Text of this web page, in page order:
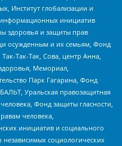
Институт глобализации и
инициатив
здоровья и защиты прав
осужденным и их семьям, Фонд
Так-Так, Сова, центр Анна,
Мемориал,
Парк Гагарина, Фонд
Уральская правозащитная
Фонд защиты гласности,
человека,
инициатив и социального
независимых социологических